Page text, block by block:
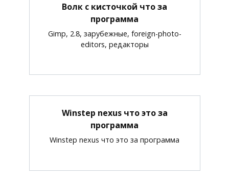
Волк с кисточкой что за
программа
Gimp, 2.8, зарубежные, foreign-photo-
editors, редакторы
Winstep nexus что это за
программа
Winstep nexus что это за программа